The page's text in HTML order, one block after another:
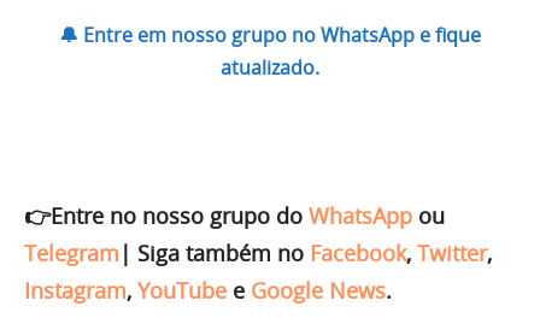
🔔 Entre em nosso grupo no WhatsApp e fique
atualizado.
👉Entre no nosso grupo do WhatsApp ou
Telegram | Siga também no Facebook, Twitter,
Instagram, YouTube e Google News.